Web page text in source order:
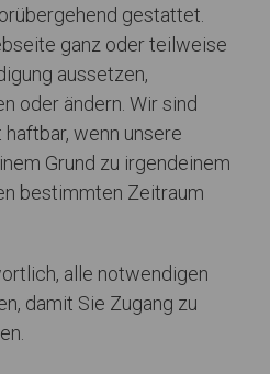
gestattet.
ganz oder teilweise
aussetzen,
oder ändern. Wir sind
wenn unsere
Grund zu irgendeinem
bestimmten Zeitraum
alle notwendigen
damit Sie Zugang zu